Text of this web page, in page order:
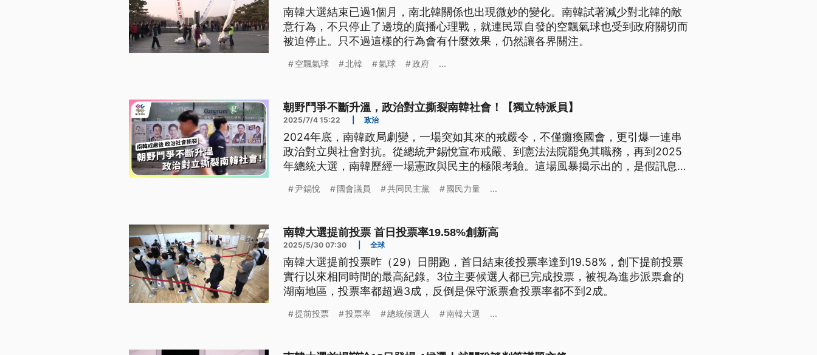
南韓大選結束已過1個月，南北韓關係也出現微妙的變化。南韓試著減少對北韓的敵
意行為，不只停止了邊境的廣播心理戰，就連民眾自發的空飄氣球也受到政府關切而
被迫停止。只不過這樣的行為會有什麼效果，仍然讓各界關注。
空飄氣球 北韓 氣球 政府 ...
朝野鬥爭不斷升溫，政治對立撕裂南韓社會！【獨立特派員】
2025/7/4 15:22 政治
2024年底，南韓政局劇變，一場突如其來的戒嚴令，不僅癱瘓國會，更引爆一連串
政治對立與社會對抗。從總統尹錫悅宣布戒嚴、到憲法法院罷免其職務，再到2025
年總統大選，南韓歷經一場憲政與民主的極限考驗。這場風暴揭示出的，是假訊息蔓
尹錫悅 國會議員 共同民主黨 國民力量 ...
南韓大選提前投票 首日投票率19.58%創新高
2025/5/30 07:30 全球
南韓大選提前投票昨（29）日開跑，首日結束後投票率達到19.58%，創下提前投票
實行以來相同時間的最高紀錄。3位主要候選人都已完成投票，被視為進步派票倉的
湖南地區，投票率都超過3成，反倒是保守派票倉投票率都不到2成。
提前投票 投票率 總統候選人 南韓大選 ...